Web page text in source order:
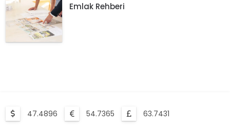
Emlak Rehberi
47.4896 54.7365 63.7431